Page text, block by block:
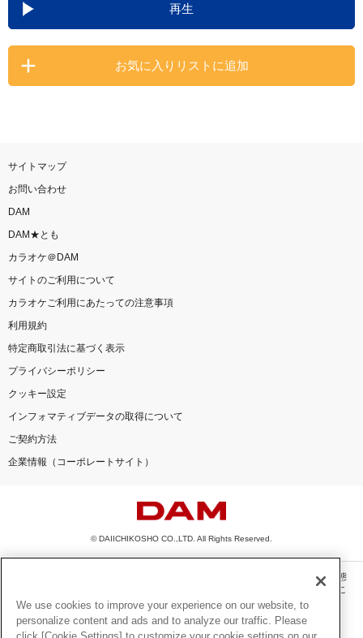
カラオケ最新情報をチェック！
再生
お気に入りリストに追加
サイトマップ
お問い合わせ
DAM
DAM★とも
カラオケ＠DAM
サイトのご利用について
カラオケご利用にあたっての注意事項
利用規約
特定商取引法に基づく表示
プライバシーポリシー
クッキー設定
インフォマティブデータの取得について
ご契約方法
企業情報（コーポレートサイト）
© DAIICHIKOSHO CO.,LTD. All Rights Reserved.
このサイトに掲載されている一切の文章・画像・写真・動画・音声等を、手段や形態
を問わず、著作権法の定める範囲を超えて無断で複製、転載、ファイル化などするこ
とを禁じます。
楽曲及びコンテンツは、機種によりご利用いただけない場合があります。
We use cookies to improve your experience on our website, to
personalize content and ads and to analyze our traffic. Please